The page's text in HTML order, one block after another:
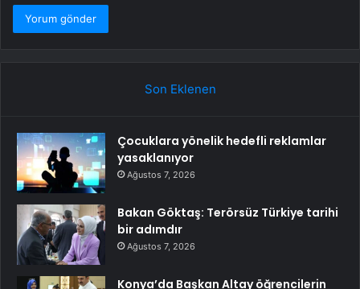
Son Eklenen
Çocuklara yönelik hedefli reklamlar
yasaklanıyor
Ağustos 7, 2026
Bakan Göktaş: Terörsüz Türkiye tarihi
bir adımdır
Ağustos 7, 2026
Konya’da Başkan Altay öğrencilerin